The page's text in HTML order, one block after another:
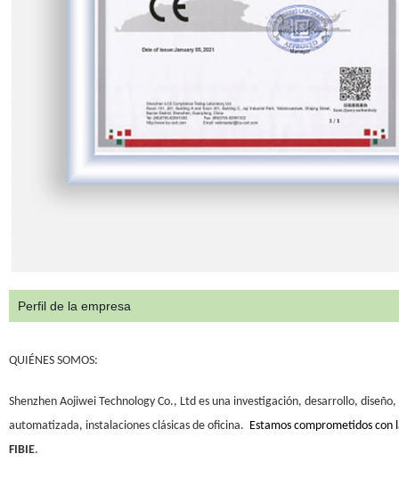
Perfil de la empresa
QUIÉNES SOMOS:
Shenzhen Aojiwei Technology Co., Ltd es una investigación, desarrollo,
automatizada, instalaciones clásicas de oficina. Estamos comprometidos con
FIBIE.